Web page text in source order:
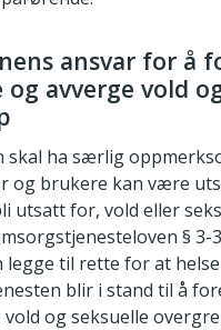
ansvar for å
og avverge vold
skal ha særlig
og brukere kan være
utsatt for, vold eller
§ 3-
legge til rette for at
blir i stand til å
og seksuelle